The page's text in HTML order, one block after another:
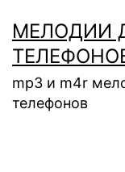
содержимому
МЕЛОДИИ
mp3 и m4r
телефонов